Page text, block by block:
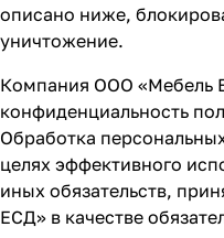
описано ниже,
уничтожение.
Компания ООО «Мебель
конфиденциальность
Обработка
целях эффективного
иных обязательств,
ЕСД» в качестве